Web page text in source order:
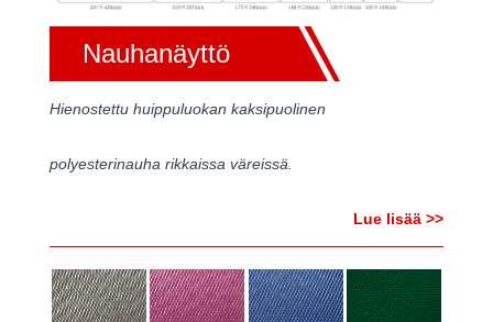
Nauhanäyttö
Hienostettu huippuluokan kaksipuolinen
polyesterinauha rikkaissa väreissä.
Lue lisää >>